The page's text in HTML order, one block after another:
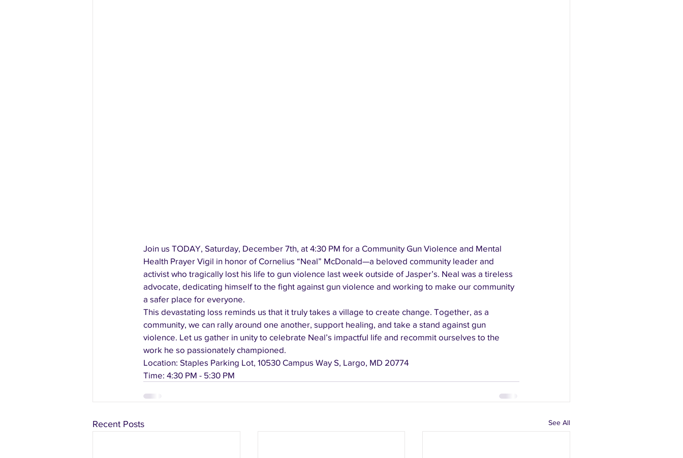
Join us TODAY, Saturday, December 7th, at 4:30 PM for a Community Gun Violence and Mental
Health Prayer Vigil in honor of Cornelius “Neal” McDonald—a beloved community leader and
activist who tragically lost his life to gun violence last week outside of Jasper’s. Neal was a tireless
advocate, dedicating himself to the fight against gun violence and working to make our community
a safer place for everyone.
This devastating loss reminds us that it truly takes a village to create change. Together, as a
community, we can rally around one another, support healing, and take a stand against gun
violence. Let us gather in unity to celebrate Neal’s impactful life and recommit ourselves to the
work he so passionately championed.
Location: Staples Parking Lot, 10530 Campus Way S, Largo, MD 20774
Time: 4:30 PM - 5:30 PM
Recent Posts See All